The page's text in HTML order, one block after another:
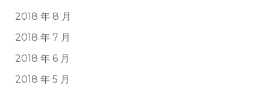
2018 年 8 月
2018 年 7 月
2018 年 6 月
2018 年 5 月